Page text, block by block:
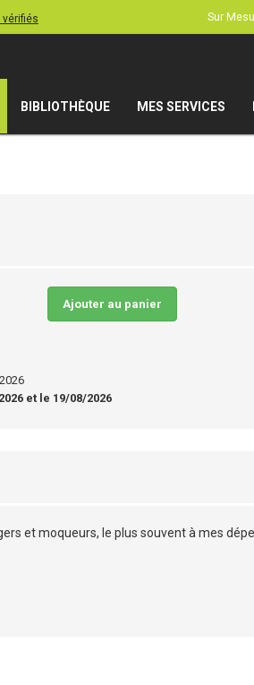
vérifiés Sur
BIBLIOTHÈQUE MES SERVICES
Ajouter au panier
et le 19/08/2026
et moqueurs, le plus souvent à mes